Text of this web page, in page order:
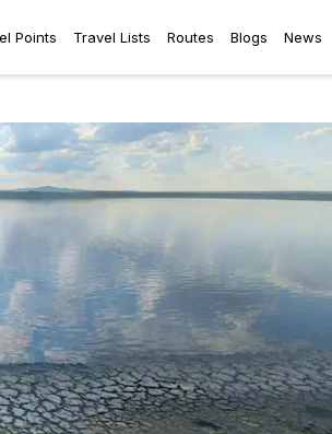
Points Travel Lists Routes Blogs News